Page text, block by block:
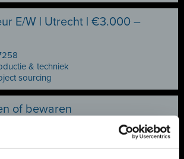
E/W | Utrecht | €3.000 –
& techniek
sourcing
of bewaren